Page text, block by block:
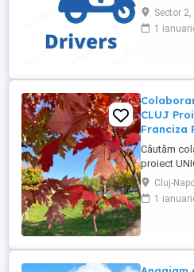
rapid! -
transport
atractive ...
Sector
1
CLUJ
Franciza
Căutăm
proiect
dar si
sunt :
Cluj-
1